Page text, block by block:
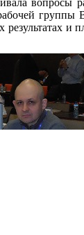
вопросы
группы
и